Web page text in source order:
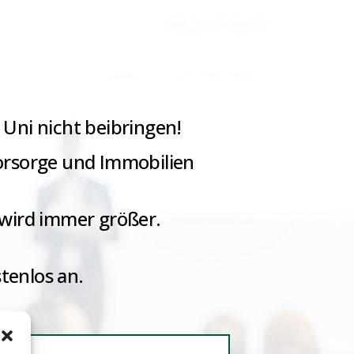
Uni nicht beibringen!
und Immobilien
immer größer.
an.